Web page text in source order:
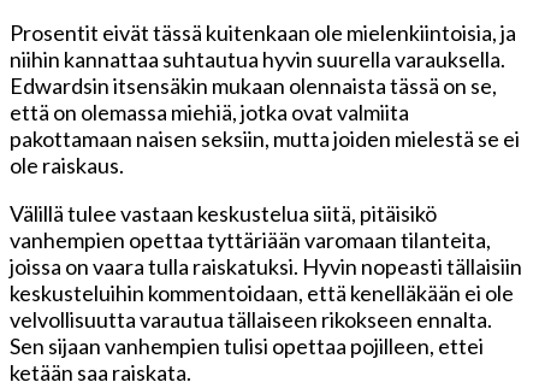
Prosentit eivät tässä kuitenkaan ole mielenkiintoisia, ja
niihin kannattaa suhtautua hyvin suurella varauksella.
Edwardsin itsensäkin mukaan olennaista tässä on se,
että on olemassa miehiä, jotka ovat valmiita
pakottamaan naisen seksiin, mutta joiden mielestä se ei
ole raiskaus.
Välillä tulee vastaan keskustelua siitä, pitäisikö
vanhempien opettaa tyttäriään varomaan tilanteita,
joissa on vaara tulla raiskatuksi. Hyvin nopeasti tällaisiin
keskusteluihin kommentoidaan, että kenelläkään ei ole
velvollisuutta varautua tällaiseen rikokseen ennalta.
Sen sijaan vanhempien tulisi opettaa pojilleen, ettei
ketään saa raiskata.